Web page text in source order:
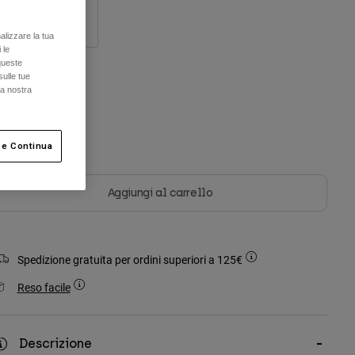
-
selezionato
Aggiungi al carrello
Spedizione gratuita per ordini superiori a 125€
Reso facile
Descrizione
la tua
le
tue
nostra
Continua